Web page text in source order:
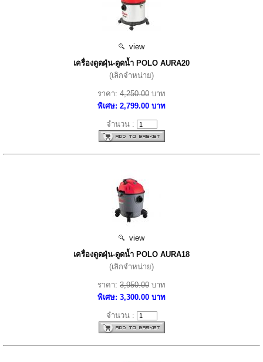
view
เครื่องดูดฝุ่น-ดูดน้ำ POLO AURA20
(เลิกจำหน่าย)
ราคา: 4,250.00 บาท
พิเศษ: 2,799.00 บาท
จำนวน :
view
เครื่องดูดฝุ่น-ดูดน้ำ POLO AURA18
(เลิกจำหน่าย)
ราคา: 3,950.00 บาท
พิเศษ: 3,300.00 บาท
จำนวน :